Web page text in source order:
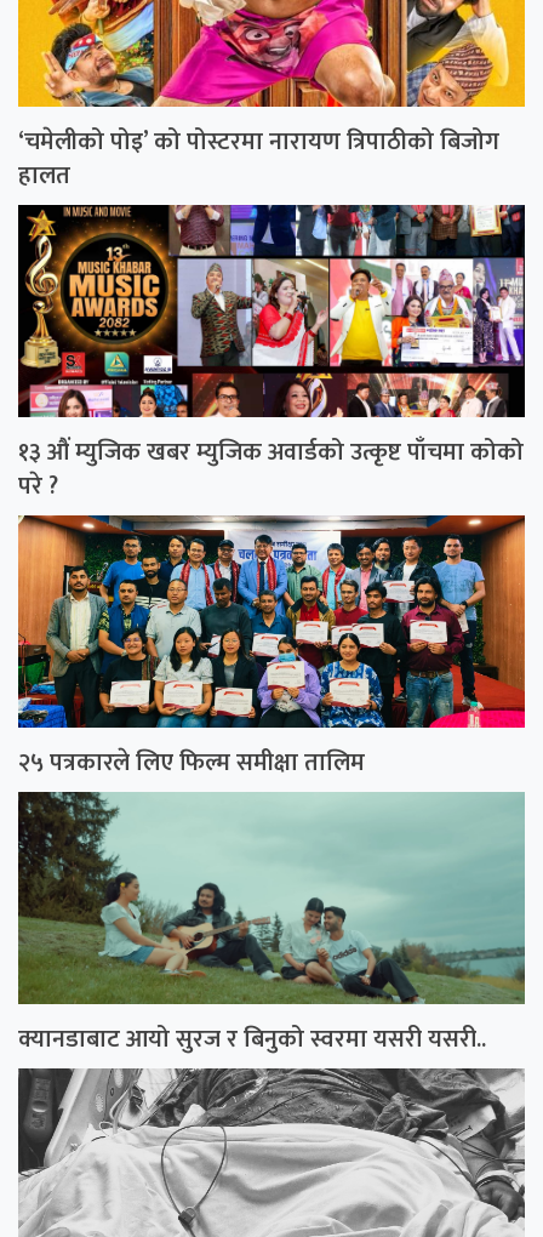
‘चमेलीको पोइ’ को पोस्टरमा नारायण त्रिपाठीको बिजोग
हालत
१३ औं म्युजिक खबर म्युजिक अवार्डको उत्कृष्ट पाँचमा कोको
परे ?
२५ पत्रकारले लिए फिल्म समीक्षा तालिम
क्यानडाबाट आयो सुरज र बिनुको स्वरमा यसरी यसरी..